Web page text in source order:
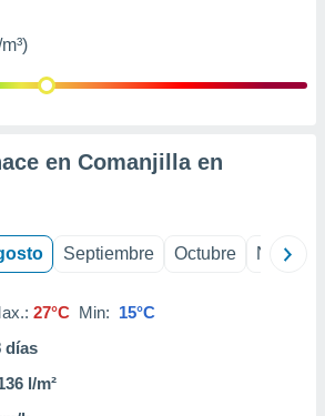
en Comanjilla en
Septiembre Octubre
27°C Min: 15°C
días
l/m²